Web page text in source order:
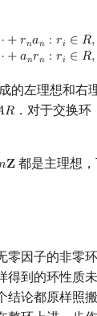
+𝑟𝑛𝑎𝑛 : 𝑟𝑖 ∈ 𝑅,
+𝑎𝑛𝑟𝑛 : 𝑟𝑖 ∈ 𝑅,
R,ai∈A, n ∈ Z}, AR
的左理想和右
𝑅
R
．对于交换
𝐙
Z 都是主理想
零因子的非零
得到的环性质
结论都原样照